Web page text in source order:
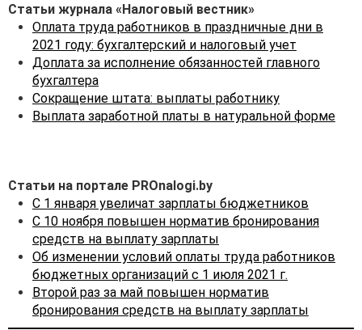
условия в качестве
обязательных должны
включаться и в контракт
(ст. 2612ТК).
Таким образом, наличие
Положения об оплате труда
и (или) премировании в
что сведения об оплате
труда в обязательном
порядке должны
содержаться в трудовом
договоре (контракте). В
качестве локального
правового акта может
выступать даже приказ
руководителя.
Статьи журнала «Налоговый вестник»
Оплата труда работников в праздничные дни в
2021 году: бухгалтерский и налоговый учет
Доплата за исполнение обязанностей главного
бухгалтера
Сокращение штата: выплаты работнику
Выплата заработной платы в натуральной форме
Статьи на портале PROnalogi.by
С 1 января увеличат зарплаты бюджетников
С 10 ноября повышен норматив бронирования
средств на выплату зарплаты
Об изменении условий оплаты труда работников
бюджетных организаций с 1 июля 2021 г.
Второй раз за май повышен норматив
бронирования средств на выплату зарплаты